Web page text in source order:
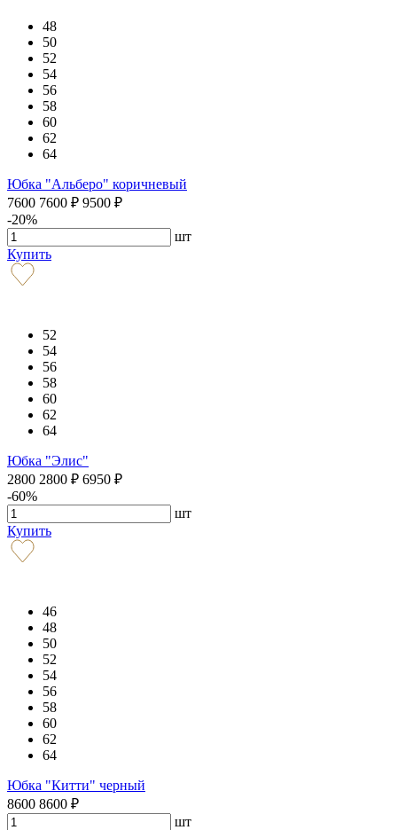
48
50
52
54
56
58
60
62
64
Юбка "Альберо" коричневый
7600 7600 ₽ 9500 ₽
-20%
шт
Купить
52
54
56
58
60
62
64
Юбка "Элис"
2800 2800 ₽ 6950 ₽
-60%
шт
Купить
46
48
50
52
54
56
58
60
62
64
Юбка "Китти" черный
8600 8600 ₽
шт